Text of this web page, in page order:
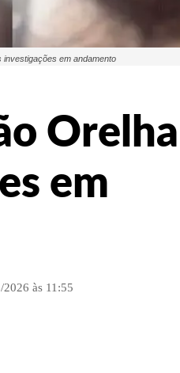
em andamento
em
2026 às 11:55